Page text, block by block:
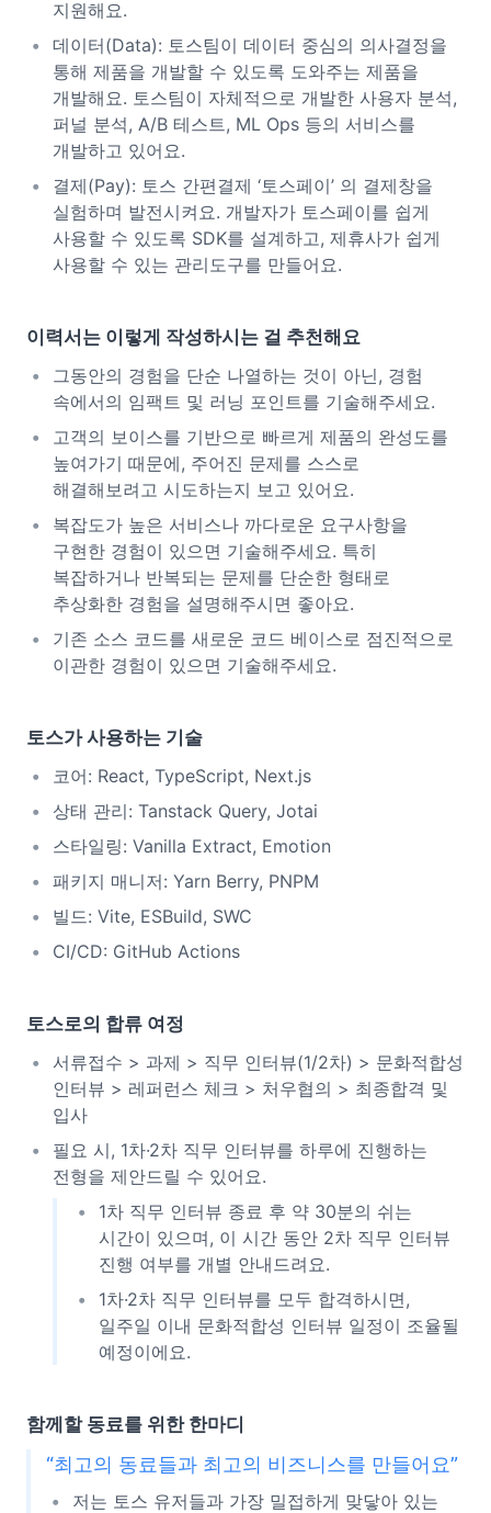
지원해요.
데이터(Data): 토스팀이 데이터 중심의 의사결정을
통해 제품을 개발할 수 있도록 도와주는 제품을
개발해요. 토스팀이 자체적으로 개발한 사용자 분석,
퍼널 분석, A/B 테스트, ML Ops 등의 서비스를
개발하고 있어요.
결제(Pay): 토스 간편결제 ‘토스페이’ 의 결제창을
실험하며 발전시켜요. 개발자가 토스페이를 쉽게
사용할 수 있도록 SDK를 설계하고, 제휴사가 쉽게
사용할 수 있는 관리도구를 만들어요.
이력서는 이렇게 작성하시는 걸 추천해요
그동안의 경험을 단순 나열하는 것이 아닌, 경험
속에서의 임팩트 및 러닝 포인트를 기술해주세요.
고객의 보이스를 기반으로 빠르게 제품의 완성도를
높여가기 때문에, 주어진 문제를 스스로
해결해보려고 시도하는지 보고 있어요.
복잡도가 높은 서비스나 까다로운 요구사항을
구현한 경험이 있으면 기술해주세요. 특히
복잡하거나 반복되는 문제를 단순한 형태로
추상화한 경험을 설명해주시면 좋아요.
기존 소스 코드를 새로운 코드 베이스로 점진적으로
이관한 경험이 있으면 기술해주세요.
토스가 사용하는 기술
코어: React, TypeScript, Next.js
상태 관리: Tanstack Query, Jotai
스타일링: Vanilla Extract, Emotion
패키지 매니저: Yarn Berry, PNPM
빌드: Vite, ESBuild, SWC
CI/CD: GitHub Actions
토스로의 합류 여정
서류접수 > 과제 > 직무 인터뷰(1/2차) > 문화적합성
인터뷰 > 레퍼런스 체크 > 처우협의 > 최종합격 및
입사
필요 시, 1차·2차 직무 인터뷰를 하루에 진행하는
전형을 제안드릴 수 있어요.
1차 직무 인터뷰 종료 후 약 30분의 쉬는
시간이 있으며, 이 시간 동안 2차 직무 인터뷰
진행 여부를 개별 안내드려요.
1차·2차 직무 인터뷰를 모두 합격하시면,
일주일 이내 문화적합성 인터뷰 일정이 조율될
예정이에요.
함께할 동료를 위한 한마디
“최고의 동료들과 최고의 비즈니스를 만들어요”
저는 토스 유저들과 가장 밀접하게 맞닿아 있는